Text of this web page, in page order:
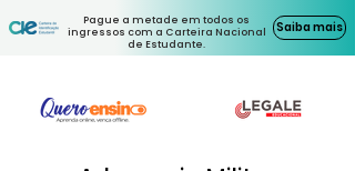
Pague a metade em todos os
ingressos com a Carteira Nacional
de Estudante.
Saiba mais